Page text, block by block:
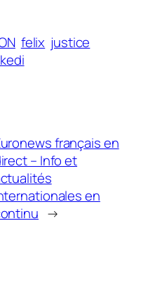
felix justice
français en
– Info et
en
→